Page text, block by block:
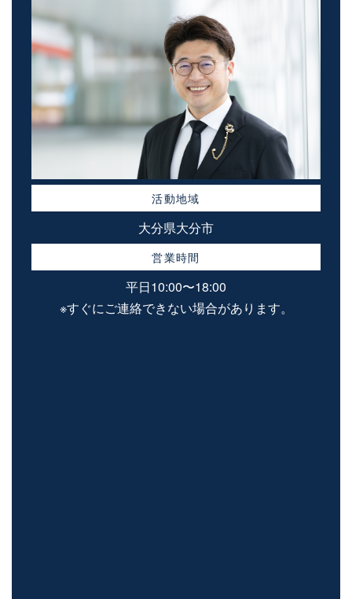
活動地域
大分県大分市
営業時間
平日10:00〜18:00
※すぐにご連絡できない場合があります。